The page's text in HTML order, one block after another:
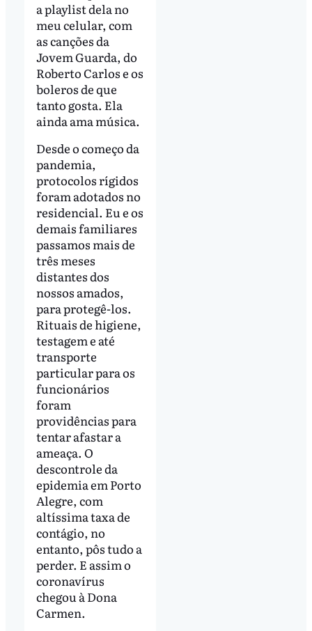
a playlist dela no
meu celular, com
as canções da
Jovem Guarda, do
Roberto Carlos e os
boleros de que
tanto gosta. Ela
ainda ama música.
Desde o começo da
pandemia,
protocolos rígidos
foram adotados no
residencial. Eu e os
demais familiares
passamos mais de
três meses
distantes dos
nossos amados,
para protegê-los.
Rituais de higiene,
testagem e até
transporte
particular para os
funcionários
foram
providências para
tentar afastar a
ameaça. O
descontrole da
epidemia em Porto
Alegre, com
altíssima taxa de
contágio, no
entanto, pôs tudo a
perder. E assim o
coronavírus
chegou à Dona
Carmen.